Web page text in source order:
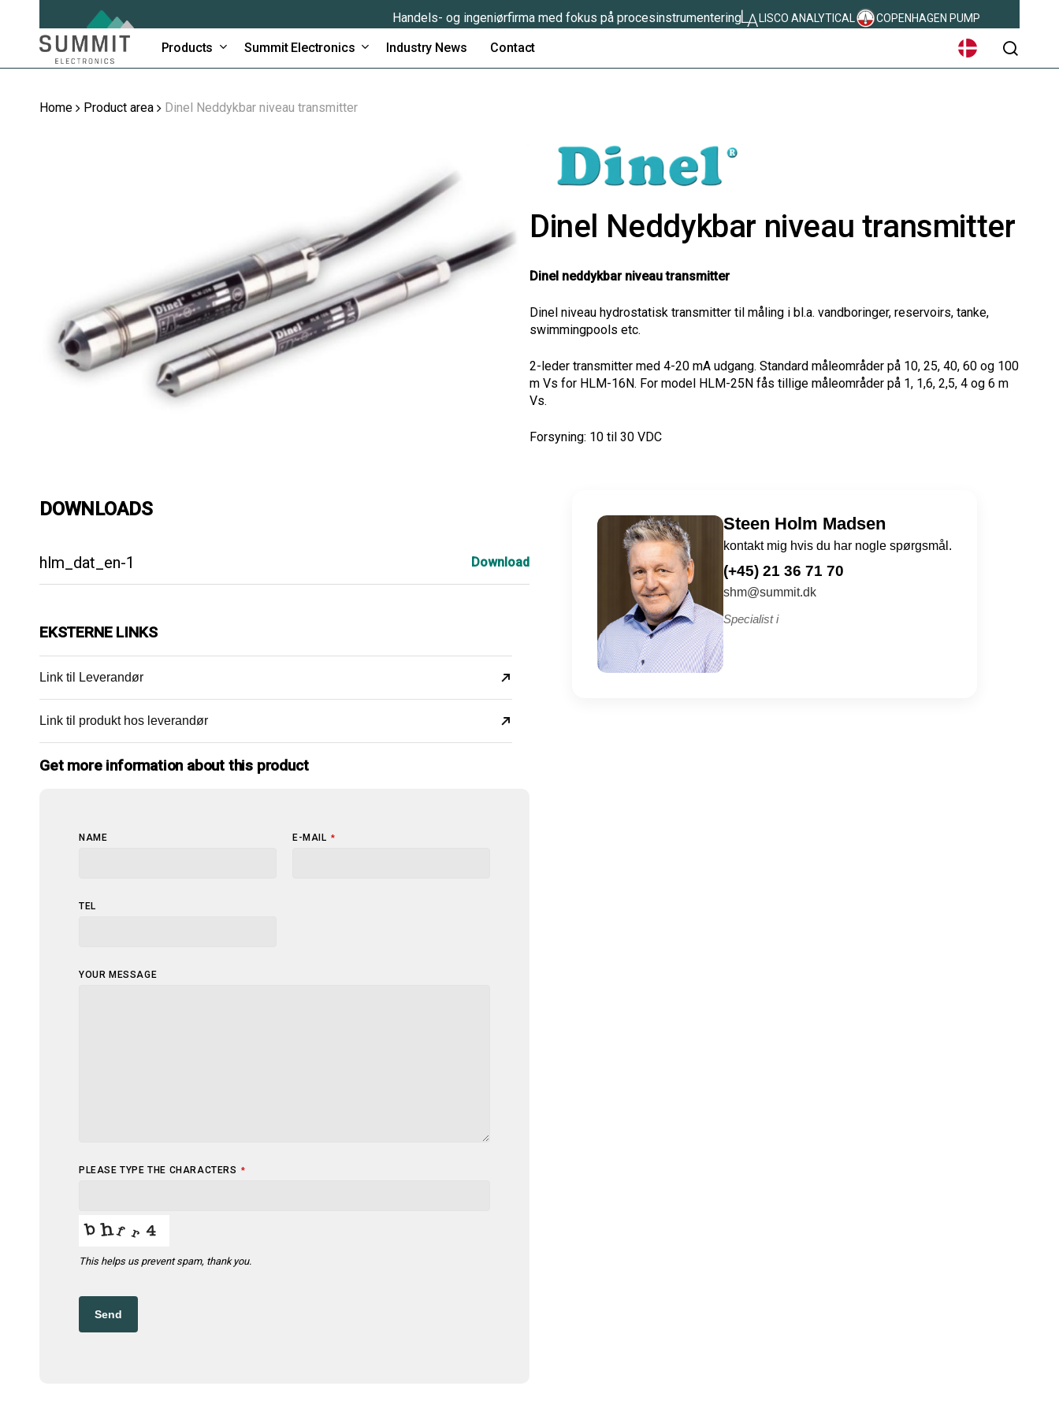
Handels- og ingeniørfirma med fokus på procesinstrumentering LISCO ANALYTICAL COPENHAGEN PUMP
Products Summit Electronics Industry News Contact
Home Product area Dinel Neddykbar niveau transmitter
DOWNLOADS
hlm_dat_en-1 Download
EKSTERNE LINKS
Link til Leverandør
Link til produkt hos leverandør
Get more information about this product
NAME E-MAIL *
TEL
YOUR MESSAGE
PLEASE TYPE THE CHARACTERS *
This helps us prevent spam, thank you.
WEBSITE
Send
Dinel Neddykbar niveau transmitter
Dinel neddykbar niveau transmitter
Dinel niveau hydrostatisk transmitter til måling i bl.a. vandboringer, reservoirs, tanke,
swimmingpools etc.
2-leder transmitter med 4-20 mA udgang. Standard måleområder på 10, 25, 40, 60 og 100
m Vs for HLM-16N. For model HLM-25N fås tillige måleområder på 1, 1,6, 2,5, 4 og 6 m
Vs.
Forsyning: 10 til 30 VDC
Steen Holm Madsen
kontakt mig hvis du har nogle spørgsmål.
(+45) 21 36 71 70
shm@summit.dk
Specialist i